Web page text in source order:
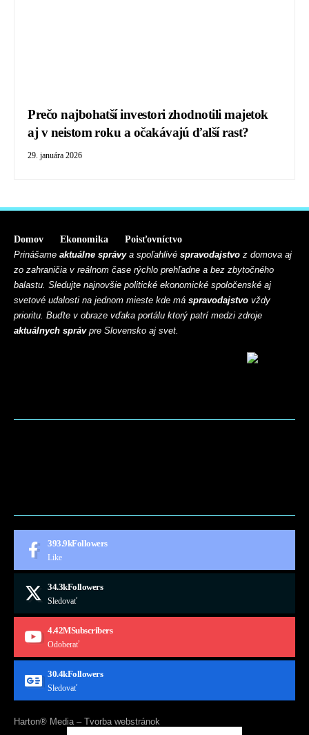
Prečo najbohatší investori zhodnotili majetok
aj v neistom roku a očakávajú ďalší rast?
29. januára 2026
Domov Ekonomika
Poisťovníctvo
Prinášame aktuálne správya spoľahlivé spravodajstvo z domova aj
zo zahraničia v reálnom čase rýchlo prehľadne a bez zbytočného
balastu. Sledujte najnovšie politické ekonomické spoločenské aj
svetové udalosti na jednom mieste kde má spravodajstvo vždy
prioritu. Buďte v obraze vďaka portálu ktorý patrí medzi zdroje
aktuálnych správpre Slovensko aj svet.
393.9kFollowers
Like
34.3kFollowers
Sledovať
4.42MSubscribers
Odoberať
30.4kFollowers
Sledovať
Harton® Media – Tvorba webstránok